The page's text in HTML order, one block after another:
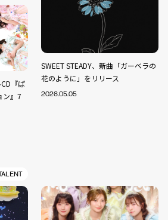
『ぱ
ン』7
SWEET STEADY、新曲「ガーベラの
花のように」をリリース
2026.05.05